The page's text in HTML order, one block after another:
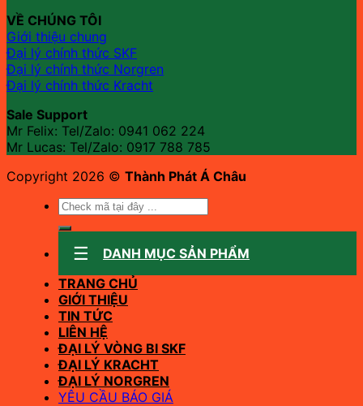
VỀ CHÚNG TÔI
Giới thiệu chung
Đại lý chính thức SKF
Đại lý chính thức Norgren
Đại lý chính thức Kracht
Sale Support
Mr Felix: Tel/Zalo: 0941 062 224
Mr Lucas: Tel/Zalo: 0917 788 785
Copyright 2026 © Thành Phát Á Châu
Tìm
kiếm:
DANH MỤC SẢN PHẨM
TRANG CHỦ
GIỚI THIỆU
TIN TỨC
LIÊN HỆ
ĐẠI LÝ VÒNG BI SKF
ĐẠI LÝ KRACHT
ĐẠI LÝ NORGREN
YÊU CẦU BÁO GIÁ